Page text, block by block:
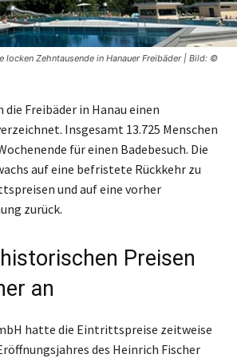
Zehntausende in Hanauer Freibäder | Bild: ©
Freibäder in Hanau einen
Insgesamt 13.725 Menschen
für einen Badebesuch. Die
auf eine befristete Rückkehr zu
und auf eine vorher
zurück.
Preisen
an
hatte die Eintrittspreise zeitweise
des Heinrich Fischer